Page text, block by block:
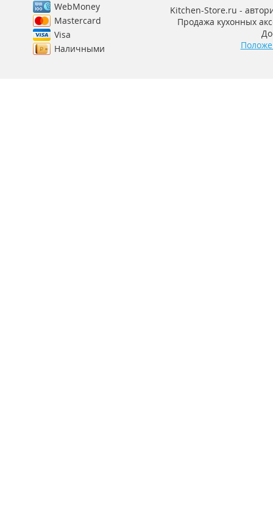
WebMoney
Mastercard
Visa
Наличными
Kitchen-Store.ru -
Продажа кухонных